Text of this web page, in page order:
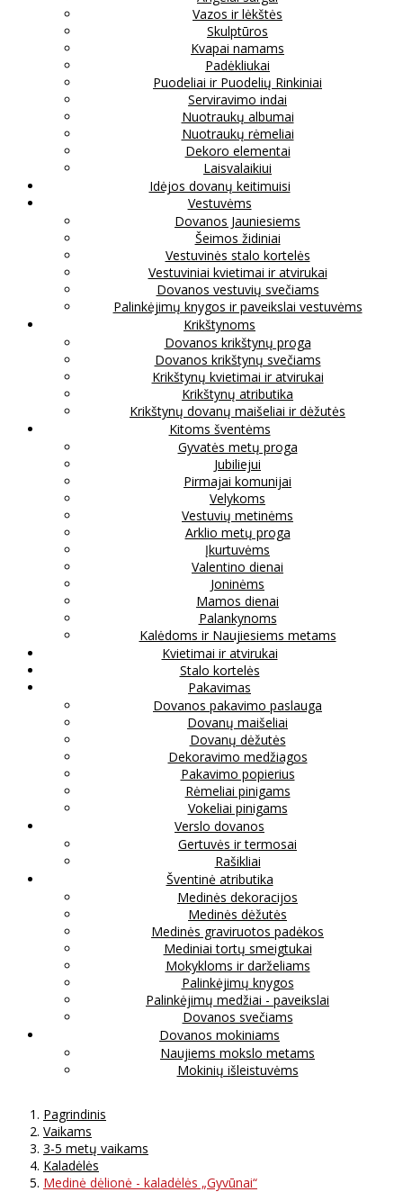
Vazos ir lėkštės
Skulptūros
Kvapai namams
Padėkliukai
Puodeliai ir Puodelių Rinkiniai
Serviravimo indai
Nuotraukų albumai
Nuotraukų rėmeliai
Dekoro elementai
Laisvalaikiui
Idėjos dovanų keitimuisi
Vestuvėms
Dovanos Jauniesiems
Šeimos židiniai
Vestuvinės stalo kortelės
Vestuviniai kvietimai ir atvirukai
Dovanos vestuvių svečiams
Palinkėjimų knygos ir paveikslai vestuvėms
Krikštynoms
Dovanos krikštynų proga
Dovanos krikštynų svečiams
Krikštynų kvietimai ir atvirukai
Krikštynų atributika
Krikštynų dovanų maišeliai ir dėžutės
Kitoms šventėms
Gyvatės metų proga
Jubiliejui
Pirmajai komunijai
Velykoms
Vestuvių metinėms
Arklio metų proga
Įkurtuvėms
Valentino dienai
Joninėms
Mamos dienai
Palankynoms
Kalėdoms ir Naujiesiems metams
Kvietimai ir atvirukai
Stalo kortelės
Pakavimas
Dovanos pakavimo paslauga
Dovanų maišeliai
Dovanų dėžutės
Dekoravimo medžiagos
Pakavimo popierius
Rėmeliai pinigams
Vokeliai pinigams
Verslo dovanos
Gertuvės ir termosai
Rašikliai
Šventinė atributika
Medinės dekoracijos
Medinės dėžutės
Medinės graviruotos padėkos
Mediniai tortų smeigtukai
Mokykloms ir darželiams
Palinkėjimų knygos
Palinkėjimų medžiai - paveikslai
Dovanos svečiams
Dovanos mokiniams
Naujiems mokslo metams
Mokinių išleistuvėms
Pagrindinis
Vaikams
3-5 metų vaikams
Kaladėlės
Medinė dėlionė - kaladėlės „Gyvūnai“